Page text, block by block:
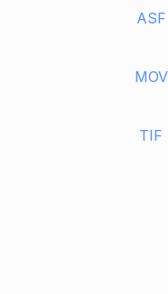
ASF
MOV
TIF